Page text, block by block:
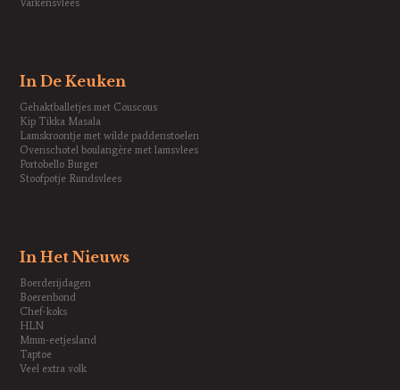
In De Keuken
Gehaktballetjes met Couscous
Kip Tikka Masala
Lamskroontje met wilde paddenstoelen
Ovenschotel boulangère met lamsvlees
Portobello Burger
Stoofpotje Rundsvlees
In Het Nieuws
Boerderijdagen
Boerenbond
Chef-koks
HLN
Mmm-eetjesland
Taptoe
Veel extra volk